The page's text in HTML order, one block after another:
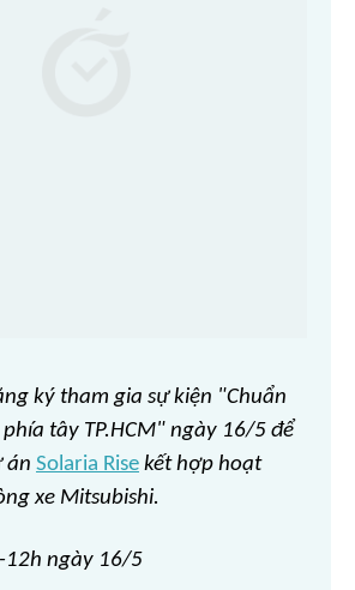
ký tham gia sự kiện "Chuẩn
tây TP.HCM" ngày 16/5 để
án Solaria Rise kết hợp hoạt
xe Mitsubishi.
12h ngày 16/5